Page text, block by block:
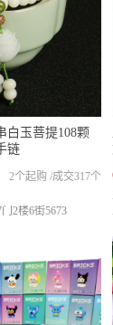
白玉菩提108颗
链
成交317个
2个起购 /
2楼6街5673